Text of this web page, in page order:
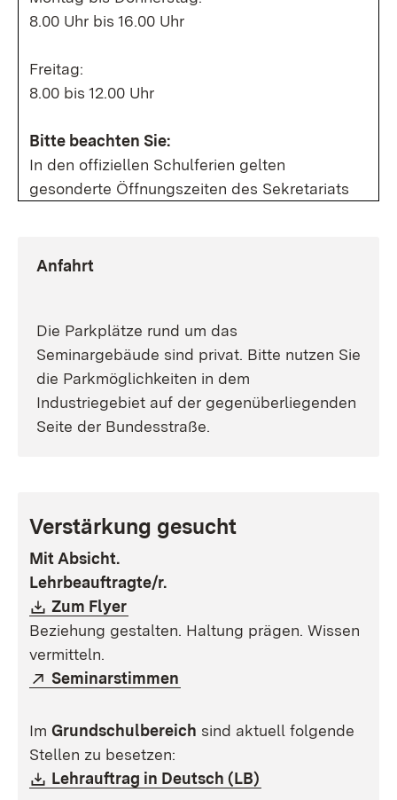
8.00 Uhr bis 16.00 Uhr
Freitag:
8.00 bis 12.00 Uhr
Bitte beachten Sie:
In den offiziellen Schulferien gelten
gesonderte Öffnungszeiten des Sekretariats
Anfahrt
Die Parkplätze rund um das
Seminargebäude sind privat. Bitte nutzen Sie
die Parkmöglichkeiten in dem
Industriegebiet auf der gegenüberliegenden
Seite der Bundesstraße.
Verstärkung gesucht
Mit Absicht.
Lehrbeauftragte/r.
Download:
Zum Flyer
Beziehung gestalten. Haltung prägen. Wissen
vermitteln.
Extern:
Seminarstimmen
Im Grundschulbereich sind aktuell folgende
Stellen zu besetzen:
Download:
Lehrauftrag in Deutsch (LB)